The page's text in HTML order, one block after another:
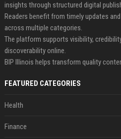
insights through structured digital
Readers benefit from timely updates
across multiple categories.
The platform supports visibility,
discoverability online.
BIP Illinois helps transform quality
FEATURED CATEGORIES
Health
Finance